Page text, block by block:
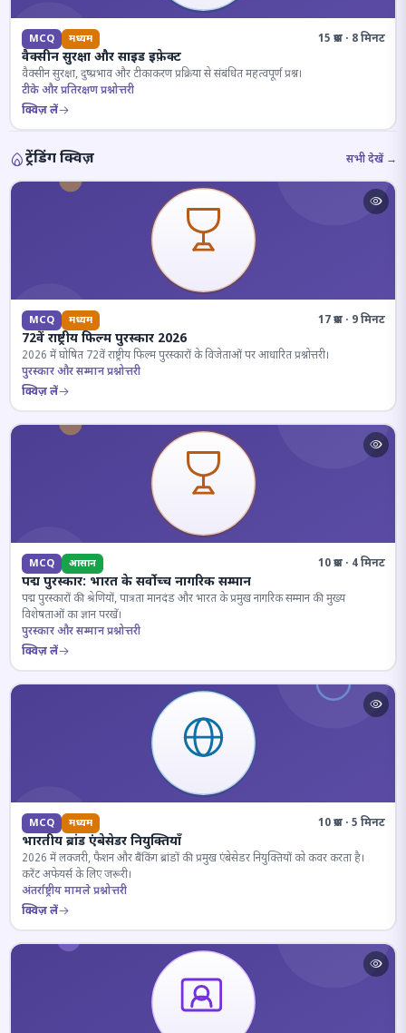
MCQ मध्यम 15 प्रश्न · 8 मिनट
वैक्सीन सुरक्षा और साइड इफ़ेक्ट
वैक्सीन सुरक्षा, दुष्प्रभाव और टीकाकरण प्रक्रिया से संबंधित महत्वपूर्ण प्रश्न।
टीके और प्रतिरक्षण प्रश्नोत्तरी
क्विज़ लें
ट्रेंडिंग क्विज़ सभी देखें →
MCQ मध्यम 17 प्रश्न · 9 मिनट
72वें राष्ट्रीय फिल्म पुरस्कार 2026
2026 में घोषित 72वें राष्ट्रीय फिल्म पुरस्कारों के विजेताओं पर आधारित प्रश्नोत्तरी।
पुरस्कार और सम्मान प्रश्नोत्तरी
क्विज़ लें
MCQ आसान 10 प्रश्न · 4 मिनट
पद्म पुरस्कार: भारत के सर्वोच्च नागरिक सम्मान
पद्म पुरस्कारों की श्रेणियों, पात्रता मानदंड और भारत के प्रमुख नागरिक सम्मान की मुख्य
विशेषताओं का ज्ञान परखें।
पुरस्कार और सम्मान प्रश्नोत्तरी
क्विज़ लें
MCQ मध्यम 10 प्रश्न · 5 मिनट
भारतीय ब्रांड एंबेसेडर नियुक्तियाँ
2026 में लक्जरी, फैशन और बैंकिंग ब्रांडों की प्रमुख एंबेसेडर नियुक्तियों को कवर करता है।
करेंट अफेयर्स के लिए जरूरी।
अंतर्राष्ट्रीय मामले प्रश्नोत्तरी
क्विज़ लें